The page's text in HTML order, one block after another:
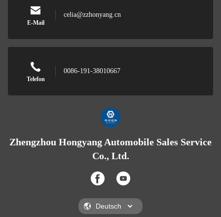
E-Mail
celia@zzhonyang.cn
Telefon
0086-191-38010667
Zhengzhou Hongyang Automobile Sales Service
Co., Ltd.